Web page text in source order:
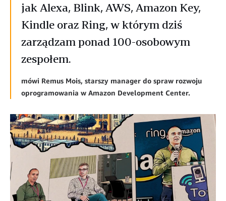
jak Alexa, Blink, AWS, Amazon Key,
Kindle oraz Ring, w którym dziś
zarządzam ponad 100-osobowym
zespołem.
mówi Remus Mois, starszy manager do spraw rozwoju
oprogramowania w Amazon Development Center.